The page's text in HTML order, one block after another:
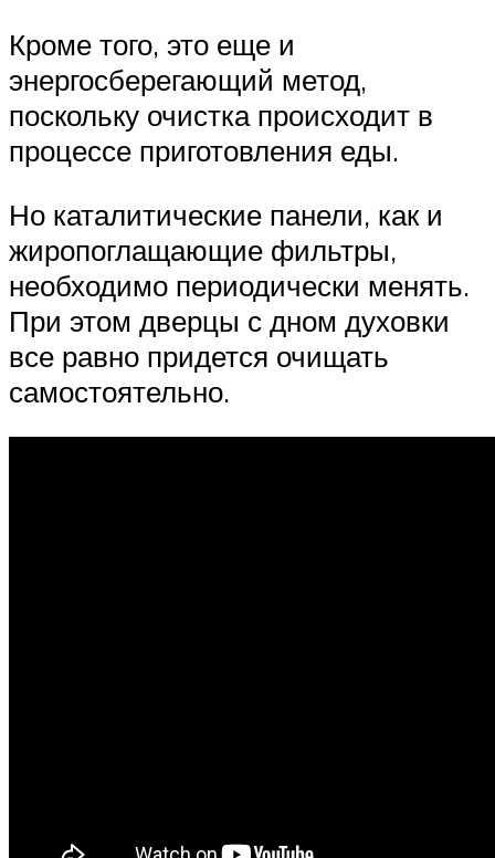
Кроме того, это еще и
энергосберегающий метод,
поскольку очистка происходит в
процессе приготовления еды.
Но каталитические панели, как и
жиропоглащающие фильтры,
необходимо периодически менять.
При этом дверцы с дном духовки
все равно придется очищать
самостоятельно.